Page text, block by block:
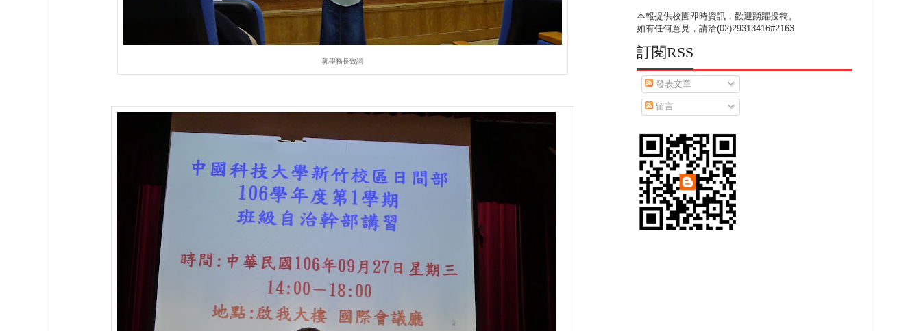
郭學務長致詞
本報提供校園即時資訊，歡迎踴躍投稿。
如有任何意見，請洽(02)29313416#2163
訂閱RSS
發表文章
留言